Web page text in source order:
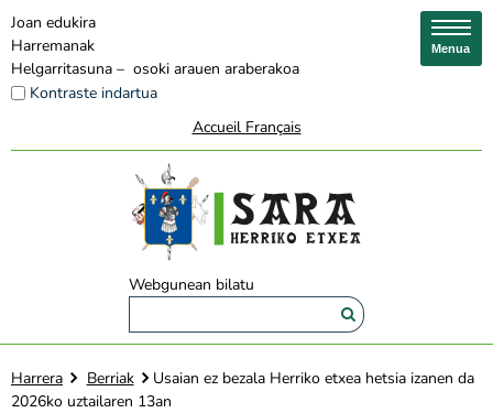
Joan edukira
Harremanak
Helgarritasuna – osoki arauen araberakoa
Kontraste indartua
Accueil Français
Webgunean bilatu
Menua
Harrera Berriak
Usaian ez bezala Herriko etxea hetsia izanen da
2026ko uztailaren 13an